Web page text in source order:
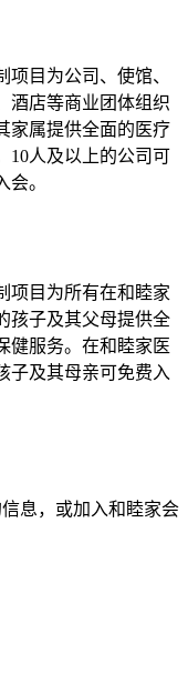
项目为公司、使馆、
酒店等商业团体组织
家属提供全面的医疗
10人及以上的公司可
会。
项目为所有在和睦家
孩子及其父母提供全
健服务。在和睦家医
子及其母亲可免费入
息，或加入和睦家会